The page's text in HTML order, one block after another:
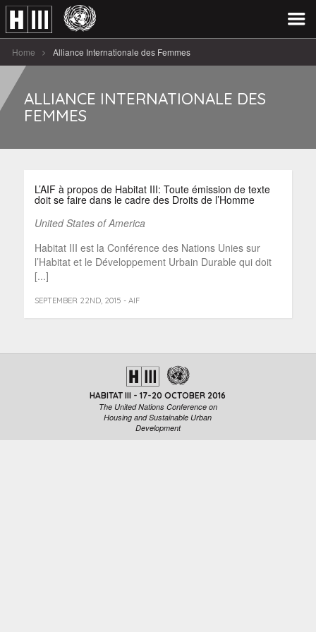
Home Alliance Internationale des Femmes
ALLIANCE INTERNATIONALE DES
FEMMES
L’AIF à propos de Habitat III: Toute émission de texte
doit se faire dans le cadre des Droits de l’Homme
United States of America
Habitat III est la Conférence des Nations Unies sur
l’Habitat et le Développement Urbain Durable qui doit
[...]
SEPTEMBER 22ND, 2015 - AIF
HABITAT III - 17-20 OCTOBER 2016
The United Nations Conference on
Housing and Sustainable Urban
Development